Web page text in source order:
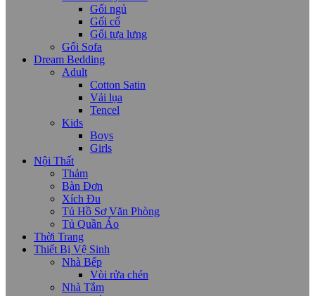
Gối ngủ
Gối cổ
Gối tựa lưng
Gối Sofa
Dream Bedding
Adult
Cotton Satin
Vải lụa
Tencel
Kids
Boys
Girls
Nội Thất
Thảm
Bàn Đơn
Xích Đu
Tủ Hồ Sơ Văn Phòng
Tủ Quần Áo
Thời Trang
Thiết Bị Vệ Sinh
Nhà Bếp
Vòi rửa chén
Nhà Tắm